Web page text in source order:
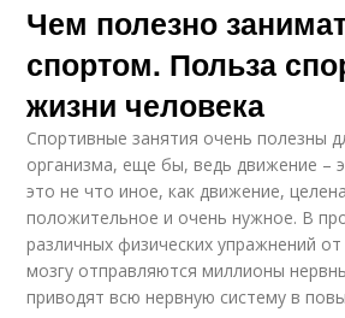
Чем полезно
спортом. Польза
жизни человека
Спортивные занятия очень полезны
организма, еще бы, ведь движение –
это не что иное, как движение,
положительное и очень нужное. В
различных физических упражнений
мозгу отправляются миллионы
приводят всю нервную систему в